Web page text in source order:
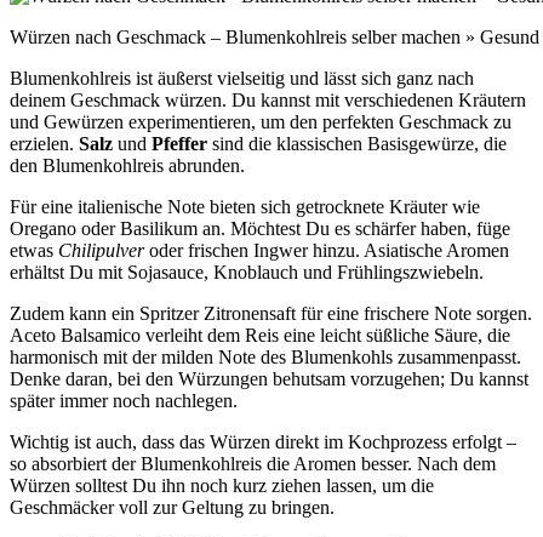
Würzen nach Geschmack – Blumenkohlreis selber machen »
Blumenkohlreis ist äußerst vielseitig und lässt sich ganz nach
deinem Geschmack würzen. Du kannst mit verschiedenen Kräutern
und Gewürzen experimentieren, um den perfekten Geschmack zu
erzielen. Salz und Pfeffer sind die klassischen Basisgewürze, die
den Blumenkohlreis abrunden.
Für eine italienische Note bieten sich getrocknete Kräuter wie
Oregano oder Basilikum an. Möchtest Du es schärfer haben, füge
etwas Chilipulveroder frischen Ingwer hinzu. Asiatische Aromen
erhältst Du mit Sojasauce, Knoblauch und Frühlingszwiebeln.
Zudem kann ein Spritzer Zitronensaft für eine frischere Note sorgen.
Aceto Balsamico verleiht dem Reis eine leicht süßliche Säure, die
harmonisch mit der milden Note des Blumenkohls zusammenpasst.
Denke daran, bei den Würzungen behutsam vorzugehen; Du kannst
später immer noch nachlegen.
Wichtig ist auch, dass das Würzen direkt im Kochprozess erfolgt –
so absorbiert der Blumenkohlreis die Aromen besser. Nach dem
Würzen solltest Du ihn noch kurz ziehen lassen, um die
Geschmäcker voll zur Geltung zu bringen.